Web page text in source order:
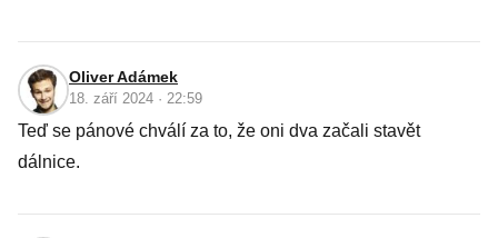
Oliver Adámek
18. září 2024 · 22:59
Teď se pánové chválí za to, že oni dva začali stavět
dálnice.